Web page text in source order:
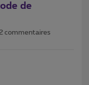
de
commentaires